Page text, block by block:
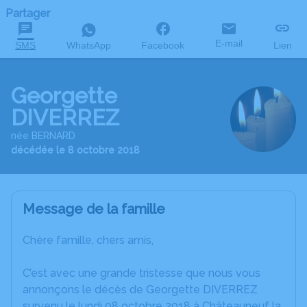
Partager
SMS WhatsApp Facebook E-mail Lien
Georgette
DIVERREZ
née BERNARD
décédée le 8 octobre 2018
Message de la famille
Chère famille, chers amis,
C’est avec une grande tristesse que nous vous
annonçons le décès de Georgette DIVERREZ